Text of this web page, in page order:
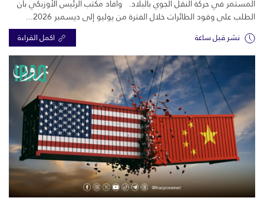
المستمر في حركة النقل الجوي بالبلاد. وأفاد مكتب الرئيس الأوزبكي بأن
الطلب على وقود الطائرات خلال الفترة من يوليو إلى ديسمبر 2026...
نشر قبل ساعة اكمل القراءة